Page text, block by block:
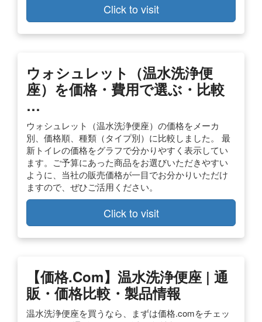
Click to visit
ウォシュレット（温水洗浄便
座）を価格・費用で選ぶ・比較
…
ウォシュレット（温水洗浄便座）の価格をメーカ
別、価格順、種類（タイプ別）に比較しました。 最
新トイレの価格をグラフで分かりやすく表示してい
ます。ご予算にあった商品をお選びいただきやすい
ように、当社の販売価格が一目でお分かりいただけ
ますので、ぜひご活用ください。
Click to visit
【価格.com】温水洗浄便座 | 通
販・価格比較・製品情報
温水洗浄便座を買うなら、まずは価格.comをチェッ